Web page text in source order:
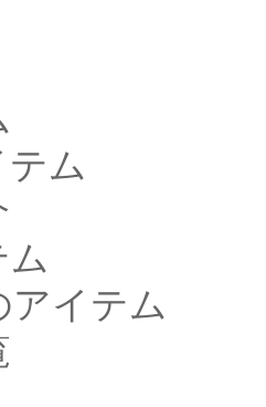
ム
イテム